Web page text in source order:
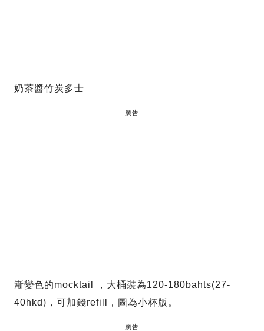
奶茶醬竹炭多士
廣告
漸變色的mocktail ，大桶裝為120-180bahts(27-
40hkd)，可加錢refill，圖為小杯版。
廣告